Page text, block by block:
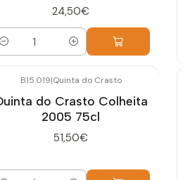
24,50€
B15.019|Quinta do Crasto
do Crasto Colheita
2005 75cl
51,50€